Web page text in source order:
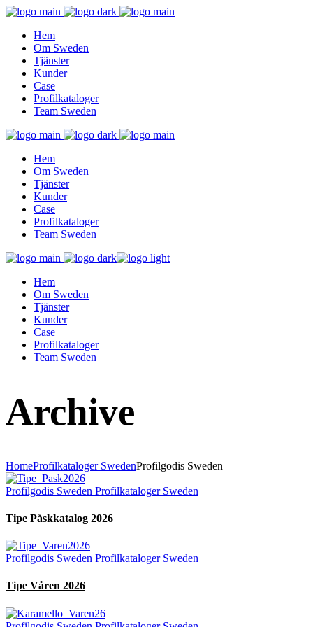
Hem
Om Sweden
Tjänster
Kunder
Case
Profilkataloger
Team Sweden
Hem
Om Sweden
Tjänster
Kunder
Case
Profilkataloger
Team Sweden
Hem
Om Sweden
Tjänster
Kunder
Case
Profilkataloger
Team Sweden
Archive
HomeProfilkataloger SwedenProfilgodis Sweden
Profilgodis Sweden Profilkataloger Sweden
Tipe Påskkatalog 2026
Profilgodis Sweden Profilkataloger Sweden
Tipe Våren 2026